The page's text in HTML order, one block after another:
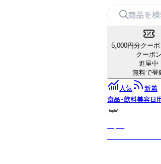
5,000円分クー
クーポン
進呈中
無料で登
人気
新着
食品・飲料美容日